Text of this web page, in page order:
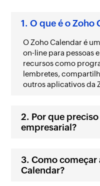
O que é o Zoho
O Zoho Calendar é
on-line para pessoas
recursos como
lembretes,
outros aplicativos da
Por que
empresarial?
Como começar
Calendar?